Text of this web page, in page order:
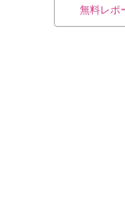
無料レポ